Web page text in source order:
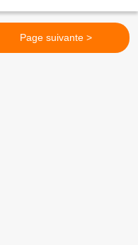
Page suivante >